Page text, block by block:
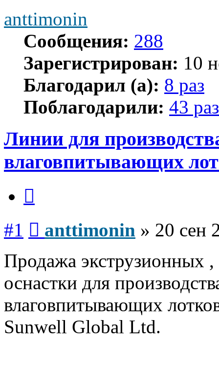
anttimonin
Сообщения: 288
Зарегистрирован: 10
Благодарил (а): 8 раз
Поблагодарили: 43
Линии для
влаговпитывающих
#1 anttimonin » 20 сен
Продажа экструзионных
оснастки для
влаговпитывающих
Sunwell Global Ltd.